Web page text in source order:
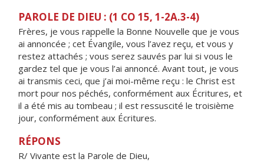
PAROLE DE DIEU : (1 CO 15, 1-2A.3-4)
Frères, je vous rappelle la Bonne Nouvelle que je vous
ai annoncée ; cet Évangile, vous l’avez reçu, et vous y
restez attachés ; vous serez sauvés par lui si vous le
gardez tel que je vous l’ai annoncé. Avant tout, je vous
ai transmis ceci, que j’ai moi-même reçu : le Christ est
mort pour nos péchés, conformément aux Écritures, et
il a été mis au tombeau ; il est ressuscité le troisième
jour, conformément aux Écritures.
RÉPONS
R/ Vivante est la Parole de Dieu,